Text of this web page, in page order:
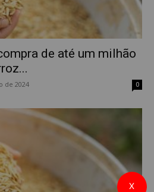
de até um milhão
de 2024 0
X